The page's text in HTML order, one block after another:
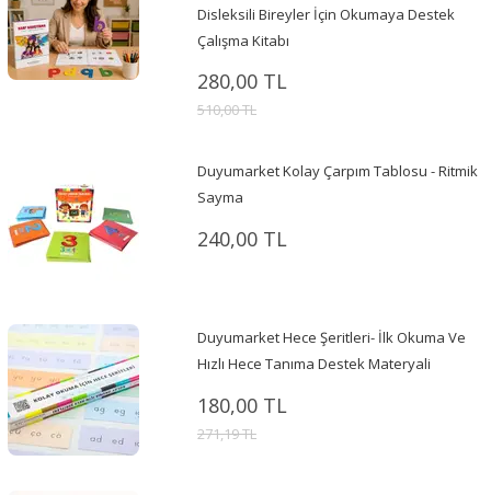
Disleksili Bireyler İçin Okumaya Destek
Çalışma Kitabı
280,00 TL
510,00 TL
Duyumarket Kolay Çarpım Tablosu - Ritmik
Sayma
240,00 TL
Duyumarket Hece Şeritleri- İlk Okuma Ve
Hızlı Hece Tanıma Destek Materyali
180,00 TL
271,19 TL